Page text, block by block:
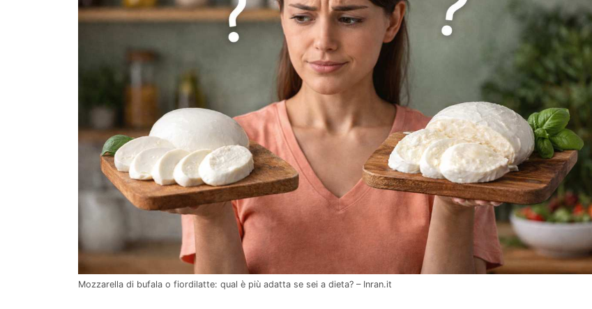
Mozzarella di bufala o fiordilatte: qual è più adatta se sei a dieta? – Inran.it